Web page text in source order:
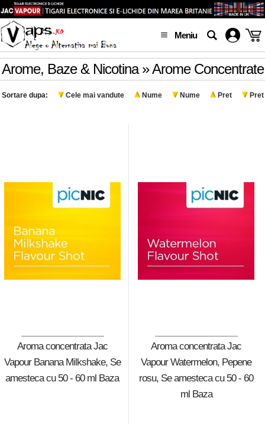
Meniu
Arome, Baze & Nicotina » Arome Concentrate
Sortare dupa: Cele mai vandute Nume Nume Pret Pret
Aroma concentrata Jac
Vapour Banana Milkshake, Se
amesteca cu 50 - 60 ml Baza
Aroma concentrata Jac
Vapour Watermelon, Pepene
rosu, Se amesteca cu 50 - 60
ml Baza